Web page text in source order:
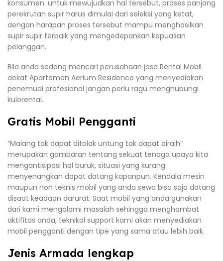
konsumen. untuk mewujudkan hal tersebut, proses panjang
perekrutan supir harus dimulai dari seleksi yang ketat,
dengan harapan proses tersebut mampu menghasilkan
supir supir terbaik yang mengedepankan kepuasan
pelanggan.
Bila anda sedang mencari perusahaan jasa Rental Mobil
dekat Apartemen Aerium Residence yang menyediakan
penemudi profesional jangan perlu ragu menghubungi
kulorental.
Gratis Mobil Pengganti
“Malang tak dapat ditolak untung tak dapat diraih”
merupakan gambaran tentang sekuat tenaga upaya kita
mengantisipasi hal buruk, situasi yang kurang
menyenangkan dapat datang kapanpun. Kendala mesin
maupun non teknis mobil yang anda sewa bisa saja datang
disaat keadaan darurat. Saat mobil yang anda gunakan
dari kami mengalami masalah sehingga menghambat
aktifitas anda, teknikal support kami akan menyediakan
mobil pengganti dengan tipe yang sama atau lebih baik.
Jenis Armada lengkap